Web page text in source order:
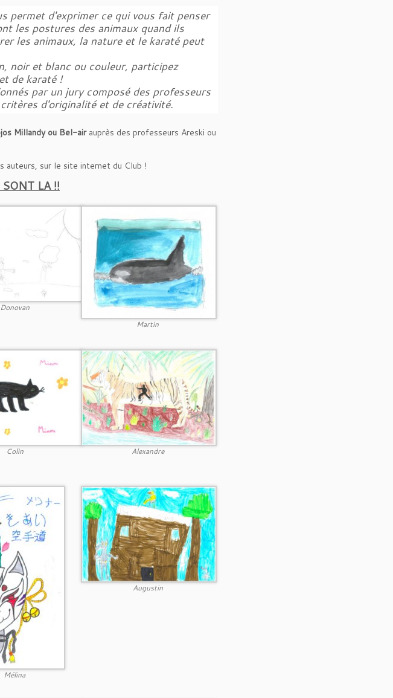
permet d'exprimer ce qui vous fait penser
les postures des animaux quand ils
les animaux, la nature et le karaté peut
noir et blanc ou couleur, participez
de karaté !
par un jury composé des professeurs
d'originalité et de créativité.
Millandy ou Bel-airauprès des professeurs Areski ou
auteurs, sur le site internet du Club !
LA !!
Donovan
Martin
Colin Alexandre
Mélina
Augustin